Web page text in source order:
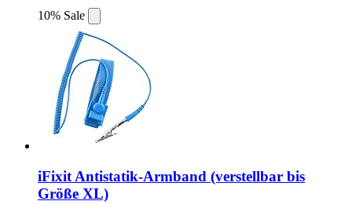
10% Sale
iFixit Antistatik-Armband (verstellbar bis
Größe XL)